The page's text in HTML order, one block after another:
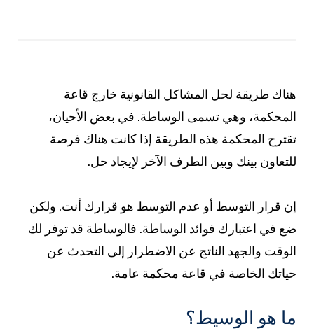
هناك طريقة لحل المشاكل القانونية خارج قاعة
المحكمة، وهي تسمى الوساطة. في بعض الأحيان،
تقترح المحكمة هذه الطريقة إذا كانت هناك فرصة
للتعاون بينك وبين الطرف الآخر لإيجاد حل.
إن قرار التوسط أو عدم التوسط هو قرارك أنت. ولكن
ضع في اعتبارك فوائد الوساطة. فالوساطة قد توفر لك
الوقت والجهد الناتج عن الاضطرار إلى التحدث عن
حياتك الخاصة في قاعة محكمة عامة.
ما هو الوسيط؟